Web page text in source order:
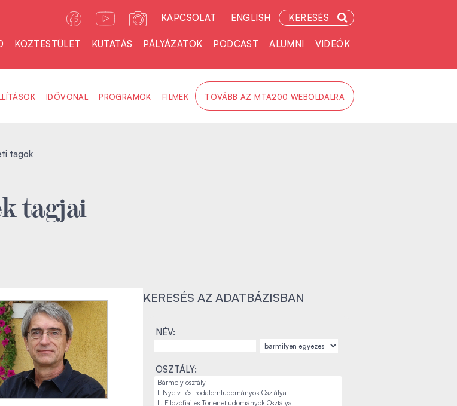
KAPCSOLAT ENGLISH KERESÉS
KÖZTESTÜLET KUTATÁS PÁLYÁZATOK PODCAST ALUMNI VIDEÓK
IDŐVONAL PROGRAMOK FILMEK TOVÁBB AZ MTA200 WEBOLDALRA
tagok
tagjai
KERESÉS AZ ADATBÁZISBAN
NÉV:
OSZTÁLY: